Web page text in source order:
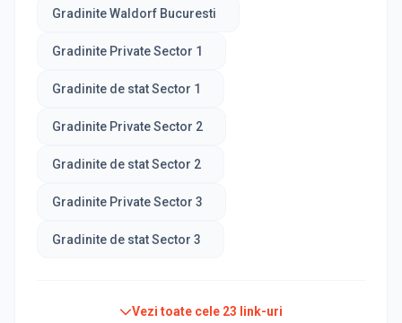
Gradinite Waldorf Bucuresti
Gradinite Private Sector 1
Gradinite de stat Sector 1
Gradinite Private Sector 2
Gradinite de stat Sector 2
Gradinite Private Sector 3
Gradinite de stat Sector 3
Vezi toate cele 23 link-uri